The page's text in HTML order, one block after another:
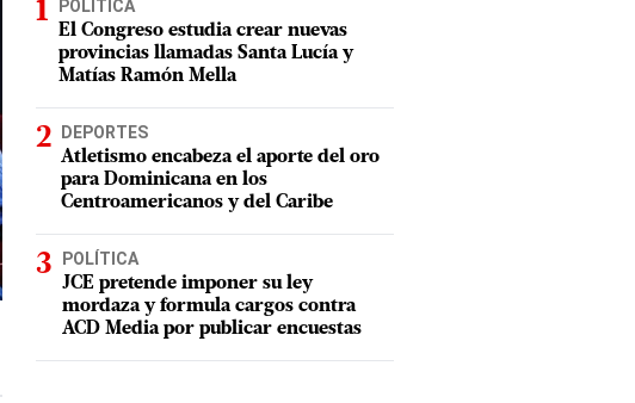
POLÍTICA
El Congreso estudia crear nuevas
provincias llamadas Santa Lucía y
Matías Ramón Mella
DEPORTES
Atletismo encabeza el aporte del oro
para Dominicana en los
Centroamericanos y del Caribe
POLÍTICA
JCE pretende imponer su ley
mordaza y formula cargos contra
ACD Media por publicar encuestas